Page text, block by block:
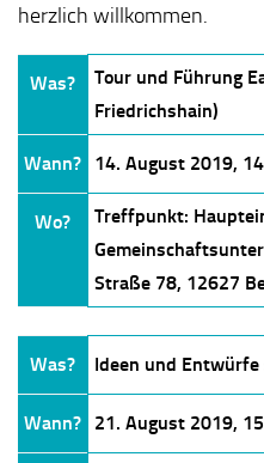
herzlich willkommen.
Was?
Tour und Führung
Friedrichshain)
Wann? 14. August 2019,
Wo?
Treffpunkt:
Straße 78, 12627
Was? Ideen und Entwürfe
Wann? 21. August 2019,